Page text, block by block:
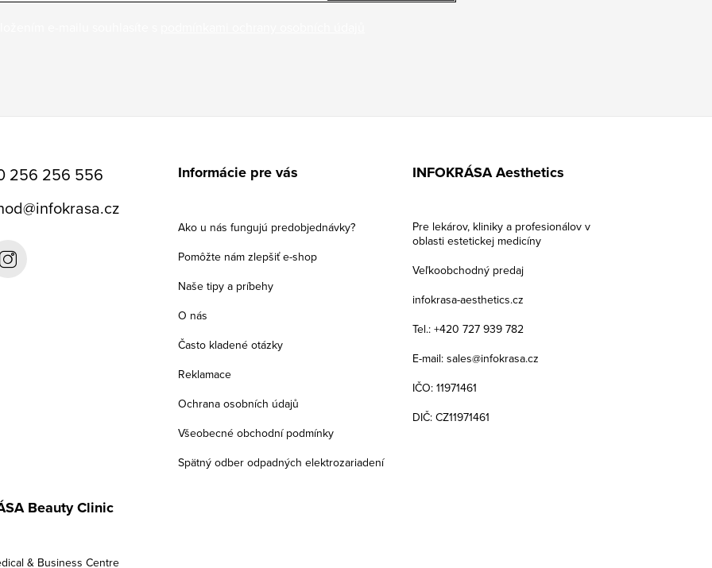
256 256 556
@infokrasa.cz
Informácie pre vás
Ako u nás fungujú predobjednávky?
Pomôžte nám zlepšiť e-shop
Naše tipy a príbehy
O nás
Často kladené otázky
Reklamace
Ochrana osobních údajů
Všeobecné obchodní podmínky
Spätný odber odpadných elektrozariadení
INFOKRÁSA Aesthetics
Pre lekárov, kliniky a profesionálov v
oblasti estetickej medicíny
Veľkoobchodný predaj
infokrasa-aesthetics.cz
Tel.: +420 727 939 782
E-mail: sales@infokrasa.cz
IČO: 11971461
DIČ: CZ11971461
Beauty Clinic
& Business Centre